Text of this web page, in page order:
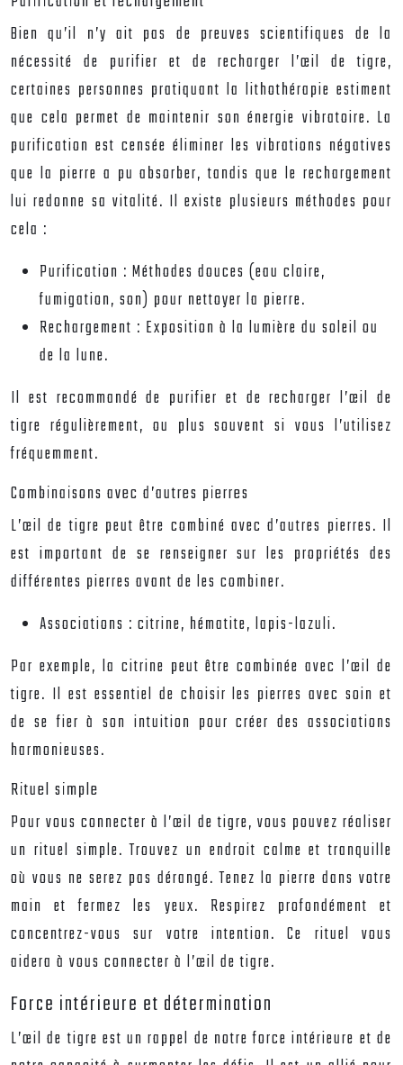
Bien qu’il n’y ait pas de preuves scientifiques de la
nécessité de purifier et de recharger l’œil de tigre,
certaines personnes pratiquant la lithothérapie estiment
que cela permet de maintenir son énergie vibratoire. La
purification est censée éliminer les vibrations négatives
que la pierre a pu absorber, tandis que le rechargement
lui redonne sa vitalité. Il existe plusieurs méthodes pour
cela :
Purification : Méthodes douces (eau claire,
fumigation, son) pour nettoyer la pierre.
Rechargement : Exposition à la lumière du soleil ou
de la lune.
Il est recommandé de purifier et de recharger l’œil de
tigre régulièrement, ou plus souvent si vous l’utilisez
fréquemment.
Combinaisons avec d’autres pierres
L’œil de tigre peut être combiné avec d’autres pierres. Il
est important de se renseigner sur les propriétés des
différentes pierres avant de les combiner.
Associations : citrine, hématite, lapis-lazuli.
Par exemple, la citrine peut être combinée avec l’œil de
tigre. Il est essentiel de choisir les pierres avec soin et
de se fier à son intuition pour créer des associations
harmonieuses.
Rituel simple
Pour vous connecter à l’œil de tigre, vous pouvez réaliser
un rituel simple. Trouvez un endroit calme et tranquille
où vous ne serez pas dérangé. Tenez la pierre dans votre
main et fermez les yeux. Respirez profondément et
concentrez-vous sur votre intention. Ce rituel vous
aidera à vous connecter à l’œil de tigre.
Force intérieure et détermination
L’œil de tigre est un rappel de notre force intérieure et de